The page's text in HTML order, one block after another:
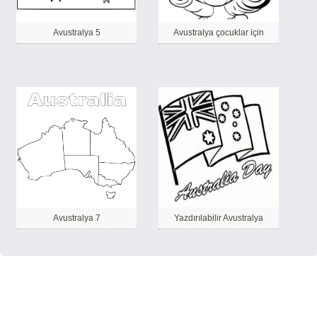
Avustralya 5 Avustralya çocuklar için
Avustralya 7 Yazdırılabilir Avustralya